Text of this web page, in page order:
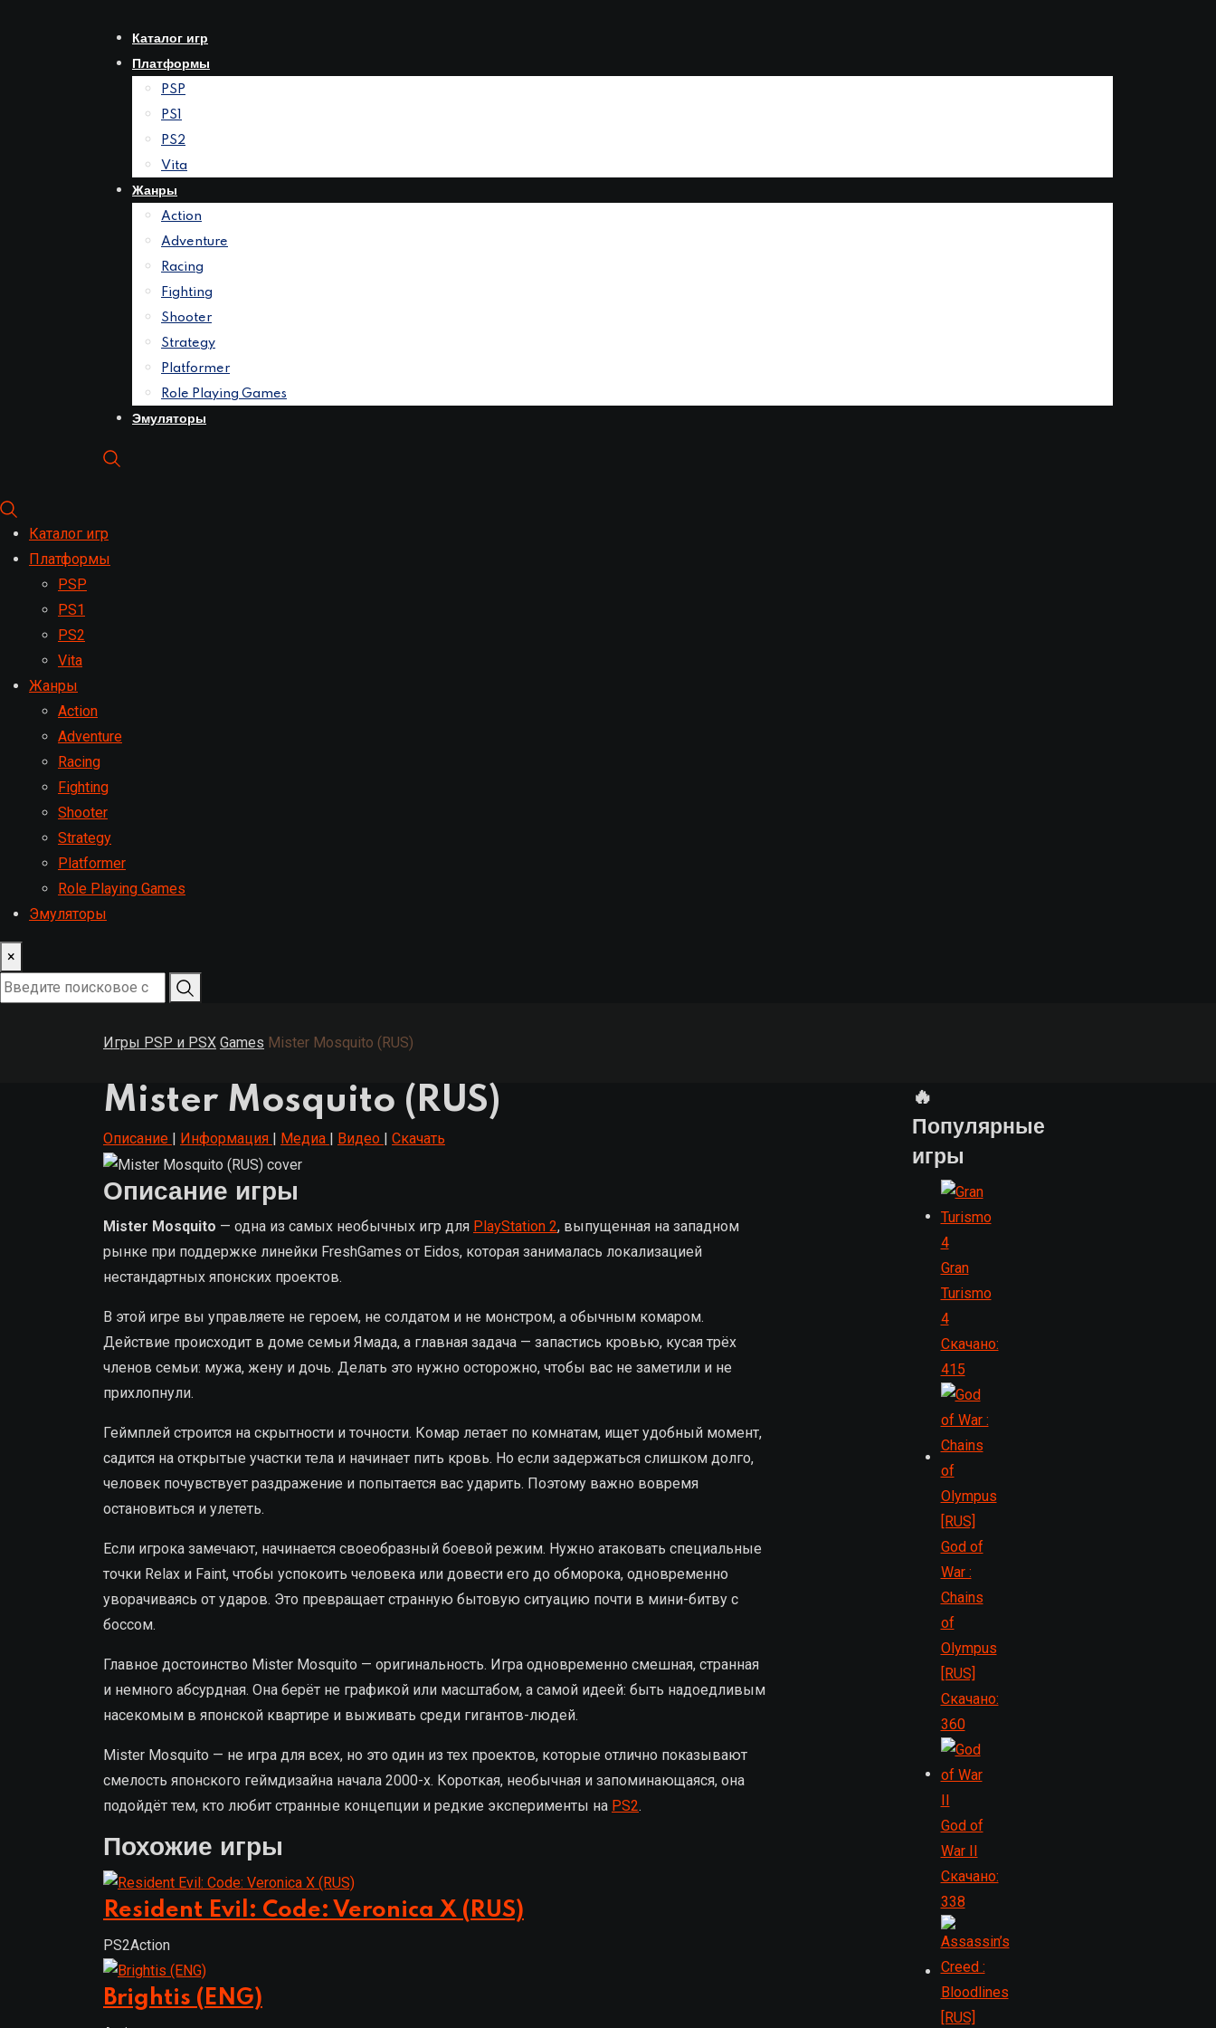
Каталог игр
Платформы
PSP
PS1
PS2
Vita
Жанры
Action
Adventure
Racing
Fighting
Shooter
Strategy
Platformer
Role Playing Games
Эмуляторы
Каталог игр
Платформы
PSP
PS1
PS2
Vita
Жанры
Action
Adventure
Racing
Fighting
Shooter
Strategy
Platformer
Role Playing Games
Эмуляторы
×
Игры PSP и PSX Games Mister Mosquito (RUS)
Mister Mosquito (RUS)
Описание | Информация | Медиа | Видео | Скачать
Описание игры
Mister Mosquito — одна из самых необычных игр для PlayStation 2, выпущенная на западном
рынке при поддержке линейки FreshGames от Eidos, которая занималась локализацией
нестандартных японских проектов.
В этой игре вы управляете не героем, не солдатом и не монстром, а обычным комаром.
Действие происходит в доме семьи Ямада, а главная задача — запастись кровью, кусая трёх
членов семьи: мужа, жену и дочь. Делать это нужно осторожно, чтобы вас не заметили и не
прихлопнули.
Геймплей строится на скрытности и точности. Комар летает по комнатам, ищет удобный момент,
садится на открытые участки тела и начинает пить кровь. Но если задержаться слишком долго,
человек почувствует раздражение и попытается вас ударить. Поэтому важно вовремя
остановиться и улететь.
Если игрока замечают, начинается своеобразный боевой режим. Нужно атаковать специальные
точки Relax и Faint, чтобы успокоить человека или довести его до обморока, одновременно
уворачиваясь от ударов. Это превращает странную бытовую ситуацию почти в мини-битву с
боссом.
Главное достоинство Mister Mosquito — оригинальность. Игра одновременно смешная, странная
и немного абсурдная. Она берёт не графикой или масштабом, а самой идеей: быть надоедливым
насекомым в японской квартире и выживать среди гигантов-людей.
Mister Mosquito — не игра для всех, но это один из тех проектов, которые отлично показывают
смелость японского геймдизайна начала 2000-х. Короткая, необычная и запоминающаяся, она
подойдёт тем, кто любит странные концепции и редкие эксперименты на PS2.
Похожие игры
Resident Evil: Code: Veronica X (RUS)
PS2Action
Brightis (ENG)
🔥
Популярные
игры
Gran
Turismo
4
Скачано:
415
God of
War :
Chains
of
Olympus
[RUS]
Скачано:
360
God of
War II
Скачано:
338